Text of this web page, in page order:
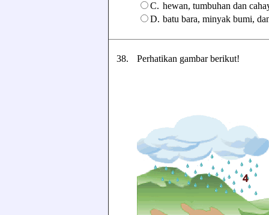
C. hewan, tumbuhan dan
D. batu bara, minyak bumi,
38. Perhatikan gambar berikut!